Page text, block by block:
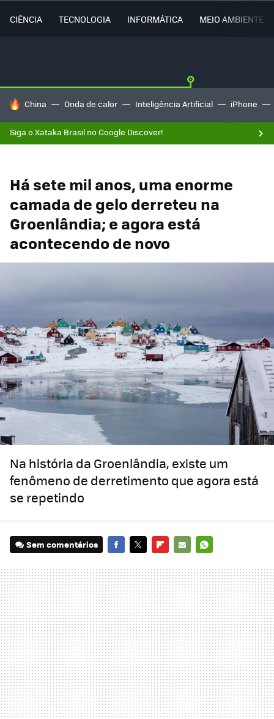
CIÊNCIA TECNOLOGIA INFORMÁTICA MEIO AMBIENTE
TENDÊNCIAS DO DIA
China Onda de calor Inteligência Artificial iPhone
Siga o Xataka Brasil no Google Discover!
Há sete mil anos, uma enorme
camada de gelo derreteu na
Groenlândia; e agora está
acontecendo de novo
Na história da Groenlândia, existe um
fenômeno de derretimento que agora está
se repetindo
Sem comentários
MAIL